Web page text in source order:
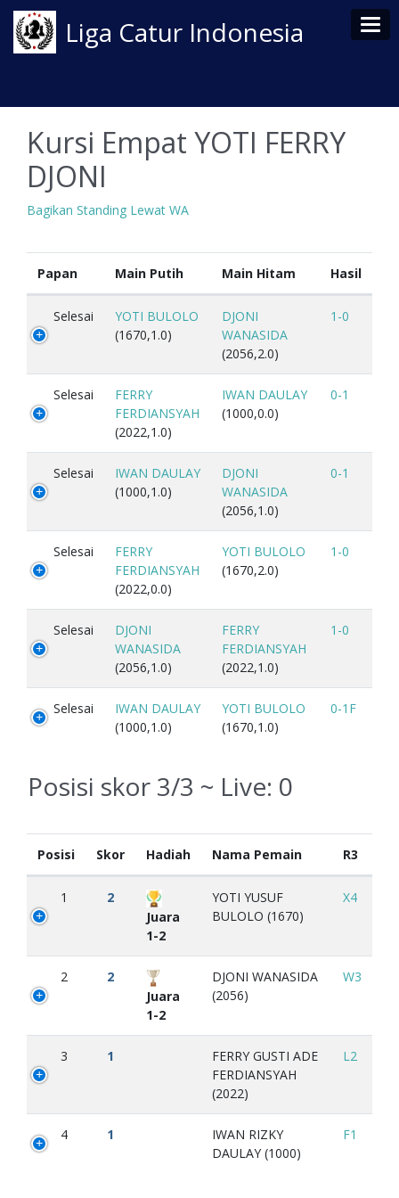
Liga Catur Indonesia
Kursi Empat YOTI FERRY
DJONI
Bagikan Standing Lewat WA
Papan Main Putih Main Hitam Hasil
Selesai
YOTI BULOLO
(1670,1.0)
DJONI
WANASIDA
(2056,2.0)
1-0
Selesai
FERRY
FERDIANSYAH
(2022,1.0)
IWAN DAULAY
(1000,0.0)
0-1
Selesai
IWAN DAULAY
(1000,1.0)
DJONI
WANASIDA
(2056,1.0)
0-1
Selesai
FERRY
FERDIANSYAH
(2022,0.0)
YOTI BULOLO
(1670,2.0)
1-0
Selesai
DJONI
WANASIDA
(2056,1.0)
FERRY
FERDIANSYAH
(2022,1.0)
1-0
Selesai
IWAN DAULAY
(1000,1.0)
YOTI BULOLO
(1670,1.0)
0-1F
Posisi skor 3/3 ~ Live: 0
Posisi Skor Hadiah Nama Pemain R3
1
2
Juara
1-2
YOTI YUSUF
BULOLO (1670)
X4
2
2
Juara
1-2
DJONI WANASIDA
(2056)
W3
3 1
FERRY GUSTI ADE
FERDIANSYAH
(2022)
L2
4 1
IWAN RIZKY
DAULAY (1000)
F1